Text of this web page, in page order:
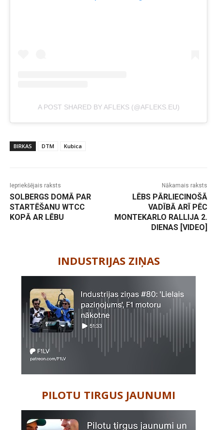
A POST SHARED BY AFLEKS (@AFLEKS.EU)
BIRKAS DTM Kubica
Iepriekšējais raksts
SOLBERGS DOMĀ PAR
STARTĒŠANU WTCC
KOPĀ AR LĒBU
Nākamais raksts
LĒBS PĀRLIECINOŠĀ
VADĪBĀ ARĪ PĒC
MONTEKARLO RALLIJA 2.
DIENAS [VIDEO]
INDUSTRIJAS ZIŅAS
PILOTU TIRGUS JAUNUMI